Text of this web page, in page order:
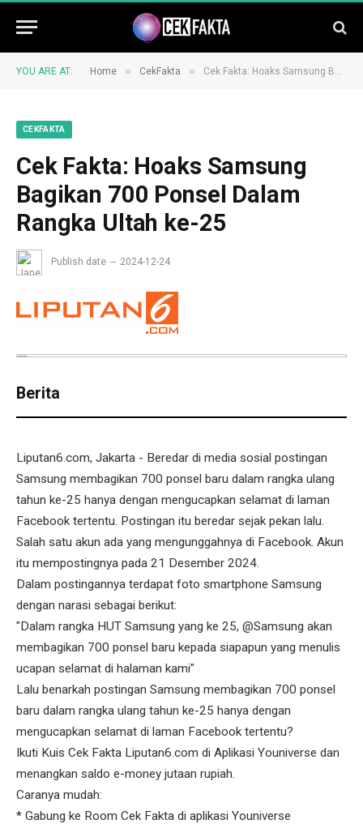
YOU ARE AT: Home » CekFakta » Cek Fakta: Hoaks Samsung Bagikan 700 Ponsel Dalam Rangka Ultah ke-25
CEKFAKTA
Cek Fakta: Hoaks Samsung
Bagikan 700 Ponsel Dalam
Rangka Ultah ke-25
Publish date 2024-12-24
Berita
Liputan6.com, Jakarta - Beredar di media sosial postingan
Samsung membagikan 700 ponsel baru dalam rangka ulang
tahun ke-25 hanya dengan mengucapkan selamat di laman
Facebook tertentu. Postingan itu beredar sejak pekan lalu.
Salah satu akun ada yang mengunggahnya di Facebook. Akun
itu mempostingnya pada 21 Desember 2024.
Dalam postingannya terdapat foto smartphone Samsung
dengan narasi sebagai berikut:
"Dalam rangka HUT Samsung yang ke 25, @Samsung akan
membagikan 700 ponsel baru kepada siapapun yang menulis
ucapan selamat di halaman kami"
Lalu benarkah postingan Samsung membagikan 700 ponsel
baru dalam rangka ulang tahun ke-25 hanya dengan
mengucapkan selamat di laman Facebook tertentu?
Ikuti Kuis Cek Fakta Liputan6.com di Aplikasi Youniverse dan
menangkan saldo e-money jutaan rupiah.
Caranya mudah:
* Gabung ke Room Cek Fakta di aplikasi Youniverse